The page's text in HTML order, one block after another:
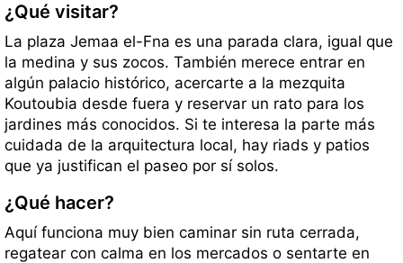
¿Qué visitar?
La plaza Jemaa el-Fna es una parada clara, igual que
la medina y sus zocos. También merece entrar en
algún palacio histórico, acercarte a la mezquita
Koutoubia desde fuera y reservar un rato para los
jardines más conocidos. Si te interesa la parte más
cuidada de la arquitectura local, hay riads y patios
que ya justifican el paseo por sí solos.
¿Qué hacer?
Aquí funciona muy bien caminar sin ruta cerrada,
regatear con calma en los mercados o sentarte en